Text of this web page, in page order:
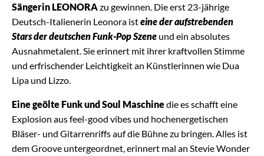
Sängerin LEONORA zu gewinnen. Die erst 23-jährige
Deutsch-Italienerin Leonora isteine der aufstrebenden
Stars der deutschen Funk-Pop Szene und ein absolutes
Ausnahmetalent. Sie erinnert mit ihrer kraftvollen Stimme
und erfrischender Leichtigkeit an Künstlerinnen wie Dua
Lipa und Lizzo.
Eine geölte Funk und Soul Maschinedie es schafft eine
Explosion aus feel-good vibes und hochenergetischen
Bläser- und Gitarrenriffs auf die Bühne zu bringen. Alles ist
dem Groove untergeordnet, erinnert mal an Stevie Wonder